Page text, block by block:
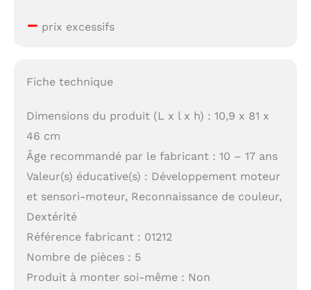
– prix excessifs
Fiche technique
Dimensions du produit (L x l x h) : 10,9 x 81 x
46 cm
Âge recommandé par le fabricant : 10 – 17 ans
Valeur(s) éducative(s) : Développement moteur
et sensori-moteur, Reconnaissance de couleur,
Dextérité
Référence fabricant : 01212
Nombre de pièces : 5
Produit à monter soi-même : Non